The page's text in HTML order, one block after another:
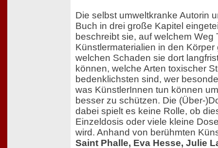
Die selbst umweltkranke Autorin
Buch in drei große Kapitel
beschreibt sie, auf welchem Weg
Künstlermaterialien in den
welchen Schaden sie dort
können, welche Arten toxischer
bedenklichsten sind, wer
was KünstlerInnen tun können
besser zu schützen. Die (Über-
dabei spielt es keine Rolle, ob
Einzeldosis oder viele kleine
wird. Anhand von berühmten
Saint Phalle, Eva Hesse, Julie